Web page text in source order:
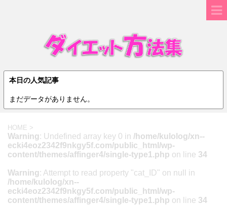
本日の人気記事
まだデータがありません。
HOME >
Warning: Undefined array key 0 in /home/kulolog/xn--
ecki4eoz2342f9nkgy5f.com/public_html/wp-
content/themes/affinger4/single-type1.php on line 34
Warning: Attempt to read property "cat_ID" on null in
/home/kulolog/xn--
ecki4eoz2342f9nkgy5f.com/public_html/wp-
content/themes/affinger4/single-type1.php on line 34